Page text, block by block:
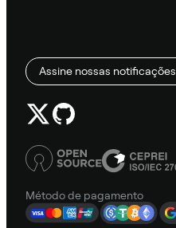
Assine nossas notificações
Método de pagamento